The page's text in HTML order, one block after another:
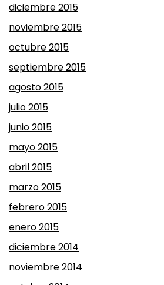
diciembre 2015
noviembre 2015
octubre 2015
septiembre 2015
agosto 2015
julio 2015
junio 2015
mayo 2015
abril 2015
marzo 2015
febrero 2015
enero 2015
diciembre 2014
noviembre 2014